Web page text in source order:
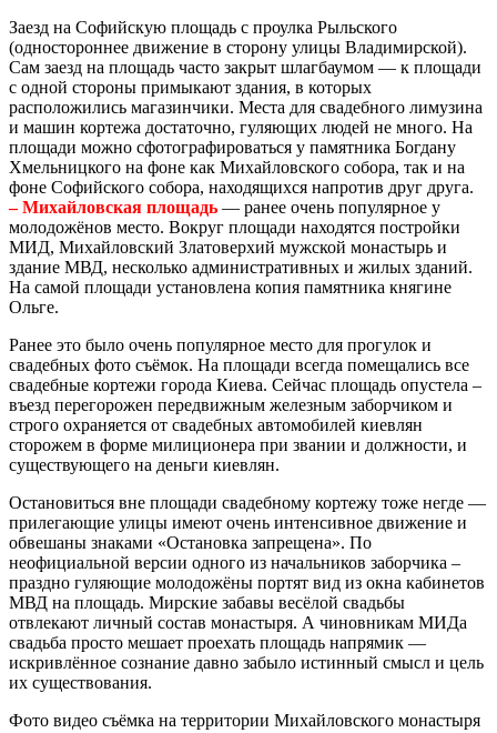
Заезд на Софийскую площадь с проулка Рыльского
(одностороннее движение в сторону улицы Владимирской).
Сам заезд на площадь часто закрыт шлагбаумом — к площади
с одной стороны примыкают здания, в которых
расположились магазинчики. Места для свадебного лимузина
и машин кортежа достаточно, гуляющих людей не много. На
площади можно сфотографироваться у памятника Богдану
Хмельницкого на фоне как Михайловского собора, так и на
фоне Софийского собора, находящихся напротив друг друга.
– Михайловская площадь — ранее очень популярное у
молодожёнов место. Вокруг площади находятся постройки
МИД, Михайловский Златоверхий мужской монастырь и
здание МВД, несколько административных и жилых зданий.
На самой площади установлена копия памятника княгине
Ольге.
Ранее это было очень популярное место для прогулок и
свадебных фото съёмок. На площади всегда помещались все
свадебные кортежи города Киева. Сейчас площадь опустела –
въезд перегорожен передвижным железным заборчиком и
строго охраняется от свадебных автомобилей киевлян
сторожем в форме милиционера при звании и должности, и
существующего на деньги киевлян.
Остановиться вне площади свадебному кортежу тоже негде —
прилегающие улицы имеют очень интенсивное движение и
обвешаны знаками «Остановка запрещена». По
неофициальной версии одного из начальников заборчика –
праздно гуляющие молодожёны портят вид из окна кабинетов
МВД на площадь. Мирские забавы весёлой свадьбы
отвлекают личный состав монастыря. А чиновникам МИДа
свадьба просто мешает проехать площадь напрямик —
искривлённое сознание давно забыло истинный смысл и цель
их существования.
Фото видео съёмка на территории Михайловского монастыря